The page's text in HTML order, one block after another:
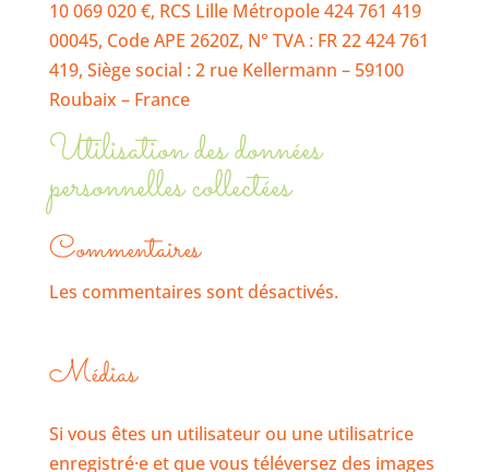
10 069 020 €, RCS Lille Métropole 424 761 419
00045, Code APE 2620Z, N° TVA : FR 22 424 761
419, Siège social : 2 rue Kellermann – 59100
Roubaix – France
Utilisation des données
personnelles collectées
Commentaires
Les commentaires sont désactivés.
Médias
Si vous êtes un utilisateur ou une utilisatrice
enregistré·e et que vous téléversez des images